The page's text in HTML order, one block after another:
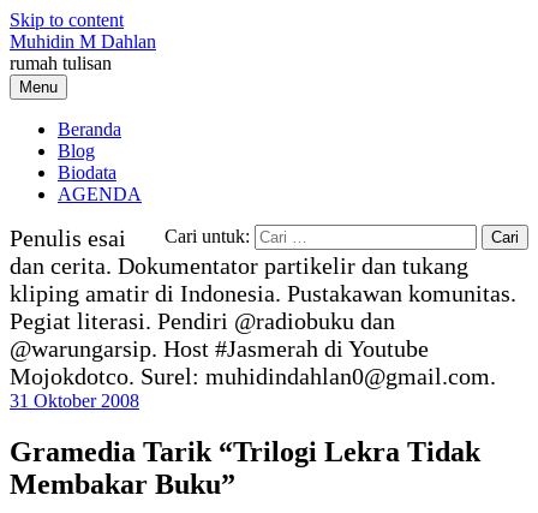
Skip to content
Muhidin M Dahlan
rumah tulisan
Menu
Beranda
Blog
Biodata
AGENDA
Cari untuk:
Penulis esai
dan cerita. Dokumentator partikelir dan tukang
kliping amatir di Indonesia. Pustakawan komunitas.
Pegiat literasi. Pendiri @radiobuku dan
@warungarsip. Host #Jasmerah di Youtube
Mojokdotco. Surel: muhidindahlan0@gmail.com.
31 Oktober 2008
Gramedia Tarik “Trilogi Lekra Tidak
Membakar Buku”